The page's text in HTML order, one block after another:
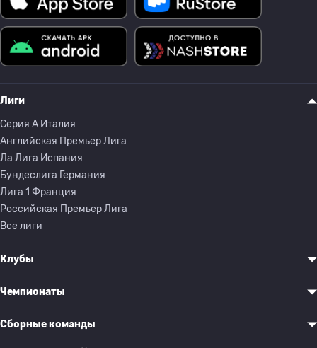
Лиги
Серия A Италия
Английская Премьер Лига
Ла Лига Испания
Бундеслига Германия
Лига 1 Франция
Российская Премьер Лига
Все лиги
Клубы
Чемпионаты
Сборные команды